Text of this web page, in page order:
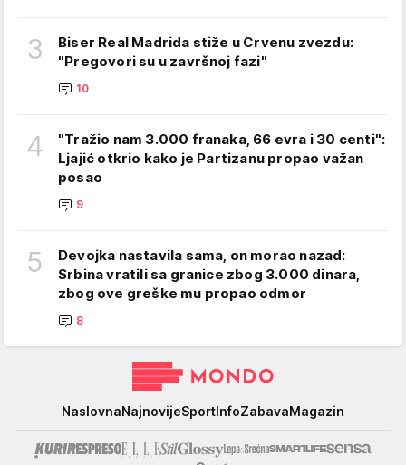
3
Biser Real Madrida stiže u Crvenu zvezdu:
"Pregovori su u završnoj fazi"
10
4
"Tražio nam 3.000 franaka, 66 evra i 30 centi":
Ljajić otkrio kako je Partizanu propao važan
posao
9
5
Devojka nastavila sama, on morao nazad:
Srbina vratili sa granice zbog 3.000 dinara,
zbog ove greške mu propao odmor
8
NaslovnaNajnovijeSportInfoZabavaMagazin